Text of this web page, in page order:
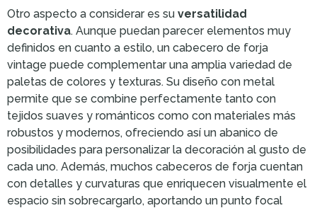
Otro aspecto a considerar es su versatilidad
decorativa. Aunque puedan parecer elementos muy
definidos en cuanto a estilo, un cabecero de forja
vintage puede complementar una amplia variedad de
paletas de colores y texturas. Su diseño con metal
permite que se combine perfectamente tanto con
tejidos suaves y románticos como con materiales más
robustos y modernos, ofreciendo así un abanico de
posibilidades para personalizar la decoración al gusto de
cada uno. Además, muchos cabeceros de forja cuentan
con detalles y curvaturas que enriquecen visualmente el
espacio sin sobrecargarlo, aportando un punto focal